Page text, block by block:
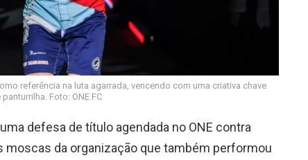
referência na luta agarrada, vencendo com uma criativa chave
panturrilha. Foto: ONE FC
defesa de título agendada no ONE contra
moscas da organização que também performou